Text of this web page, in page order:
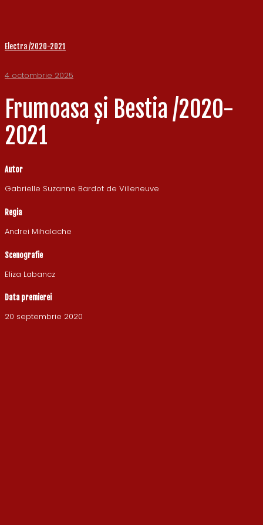
Electra /2020-2021
4 octombrie 2025
Frumoasa și Bestia /2020-
2021
Autor
Gabrielle Suzanne Bardot de Villeneuve
Regia
Andrei Mihalache
Scenografie
Eliza Labancz
Data premierei
20 septembrie 2020